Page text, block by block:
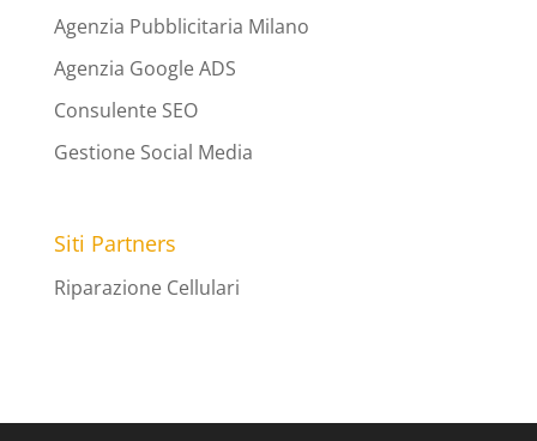
Agenzia Pubblicitaria Milano
Agenzia Google ADS
Consulente SEO
Gestione Social Media
Siti Partners
Riparazione Cellulari